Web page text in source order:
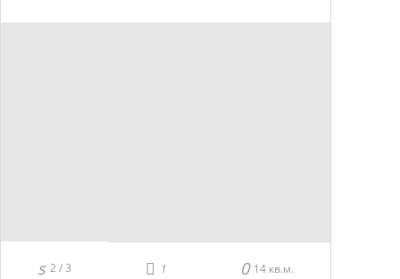
2 / 3 14 кв.м.